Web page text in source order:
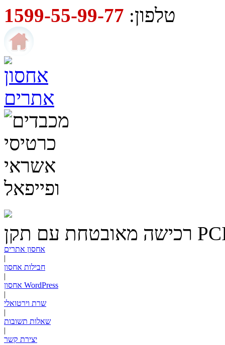
טלפון: 1599-55-99-77
רכישה מאובטחת עם תקן
אחסון אתרים
|
חבילות אחסון
|
אחסון WordPress
|
שרת וירטואלי
|
שאלות תשובות
|
יצירת קשר